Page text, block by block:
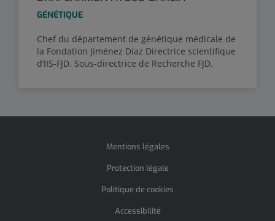
GÉNÉTIQUE
Chef du département de génétique médicale de
la Fondation Jiménez Díaz Directrice scientifique
d’IIS-FJD. Sous-directrice de Recherche FJD.
Mentions légales
Protection légale
Politique de cookies
Accessibilité